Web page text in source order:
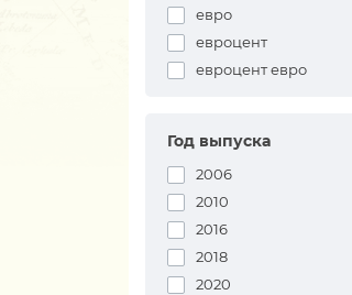
евро
евроцент
евроцент евро
Год выпуска
2006
2010
2016
2018
2020